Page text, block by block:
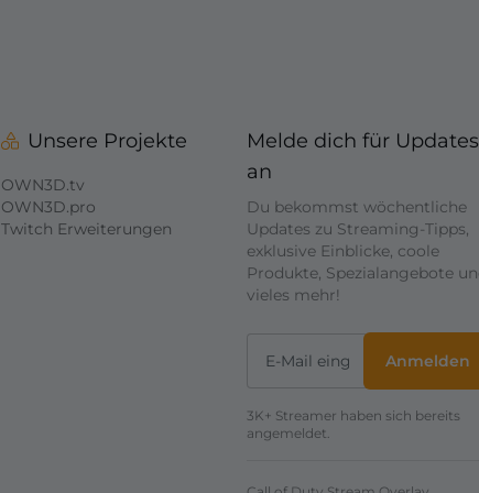
Unsere Projekte
OWN3D.tv
OWN3D.pro
Twitch Erweiterungen
Melde dich für Updates
an
Du bekommst wöchentliche
Updates zu Streaming-Tipps,
exklusive Einblicke, coole
Produkte, Spezialangebote
vieles mehr!
Anmelden
3K+ Streamer haben sich bereits
angemeldet.